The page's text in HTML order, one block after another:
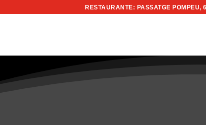
RESTAURANTE: PASSATGE POMPEU,